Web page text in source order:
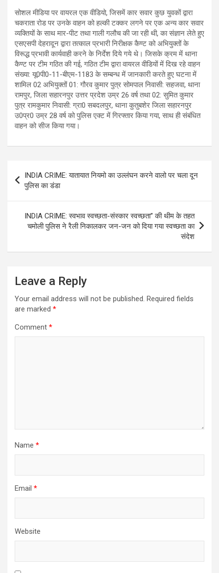
सोशल मीडिया पर वायरल एक वीडियो, जिसमें कार सवार कुछ युवकों द्वारा
चकराता रोड पर उनके वाहन को हल्की टक्कर लगने पर एक अन्य कार सवार
व्यक्तियों के साथ मार-पीट तथा गाली गलौच की जा रही थी, का संज्ञान लेते हुए
एसएसपी देहरादून द्वारा तत्काल प्रभारी निरीक्षक कैण्ट को अभियुक्तों के
विरूद्ध प्रभावी कार्यवाही करने के निर्देश दिये गये थे। जिसके क्रम में थाना
कैण्ट पर टीम गठित की गई, गठित टीम द्वारा वायरल वीडियों में दिख रहे वाहन
संख्या: यू0पी0-11-बीएम-1183 के सम्बन्ध में जानकारी करते हुए घटना में
शामिल 02 अभियुक्तों 01: गौरव कुमार पुत्र सोमपाल निवासी: सहजवा, थाना
रामपुर, जिला सहारनपुर उत्तर प्रदेश उम्र 26 वर्ष तथा 02: सुमित कुमार
पुत्र रामकुमार निवासी: ग्रा0 सबदलपुर, थाना कुतुबशेर जिला सहारनपुर
उ0प्र0 उम्र 28 वर्ष को पुलिस एक्ट में गिरफ्तार किया गया, साथ ही संबंधित
वाहन को सीज किया गया।
navigation
INDIA CRIME: यातायात नियमो का उल्लंघन करने वालो पर चला दून
पुलिस का डंडा
INDIA CRIME: स्वभाव स्वच्छता-संस्कार स्वच्छता” की थीम के तहत
चमोली पुलिस ने रैली निकालकर जन-जन को दिया गया स्वच्छता का
संदेश
Leave a Reply
Your email address will not be published. Required fields
are marked *
Comment *
Name *
Email *
Website